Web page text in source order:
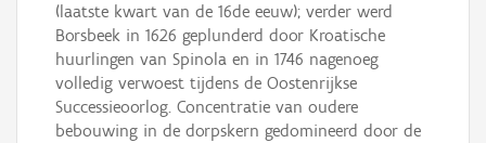
(laatste kwart van de 16de eeuw); verder werd
Borsbeek in 1626 geplunderd door Kroatische
huurlingen van Spinola en in 1746 nagenoeg
volledig verwoest tijdens de Oostenrijkse
Successieoorlog. Concentratie van oudere
bebouwing in de dorpskern gedomineerd door de